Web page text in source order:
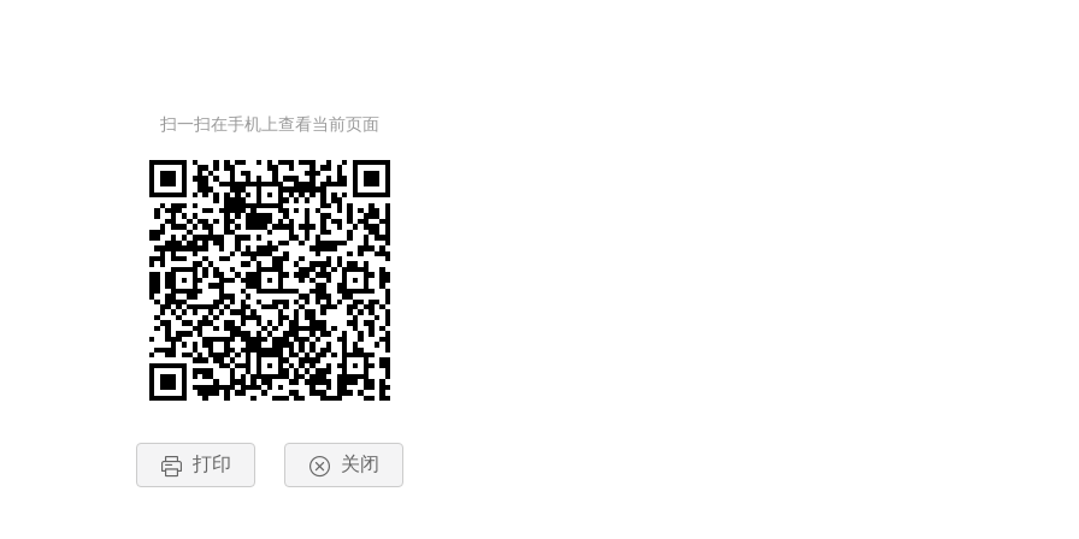
扫一扫在手机上查看当前页面
打印 关闭